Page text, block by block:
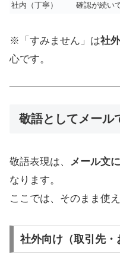
社内（丁寧）
確認が続い
※「すみません」は社
心です。
敬語としてメール
敬語表現は、 メール文
なります。
ここでは、そのまま使
社外向け（取引先・